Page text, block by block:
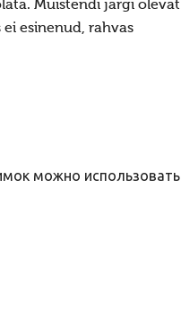
Muistendi järgi olevat
esinenud, rahvas
можно использовать